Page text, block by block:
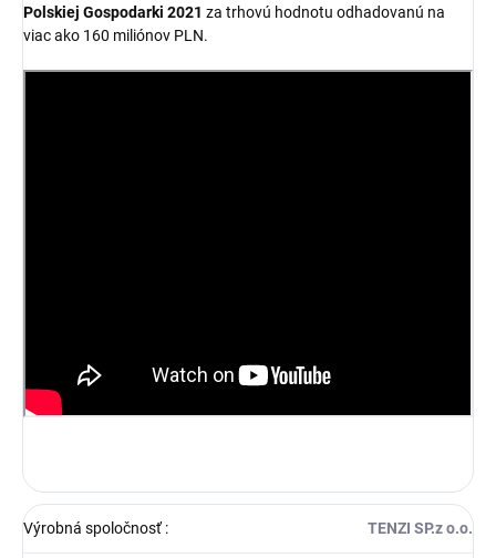
Polskiej Gospodarki 2021 za trhovú hodnotu odhadovanú na
viac ako 160 miliónov PLN.
Výrobná spoločnosť: TENZI SP.z o.o.